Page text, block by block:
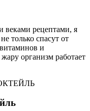
веками рецептами, я
только спасут от
и
организм работает